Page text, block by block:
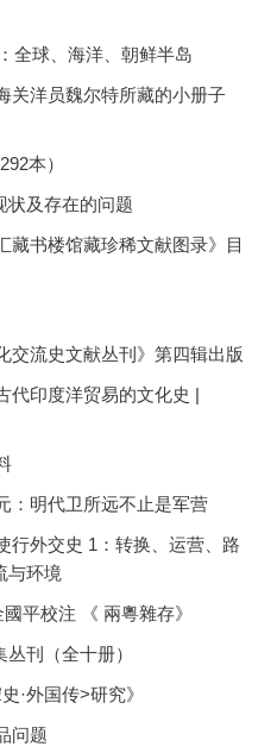
全球、海洋、朝鲜半岛
关洋员魏尔特所藏的小册子
本）
状及存在的问题
藏书楼馆藏珍稀文献图录》目
交流史文献丛刊》第四辑出版
代印度洋贸易的文化史 |
：明代卫所远不止是军营
行外交史 1：转换、运营、路
与环境
平校注 《 兩粵雜存》
刊（全十册）
·外国传>研究》
问题